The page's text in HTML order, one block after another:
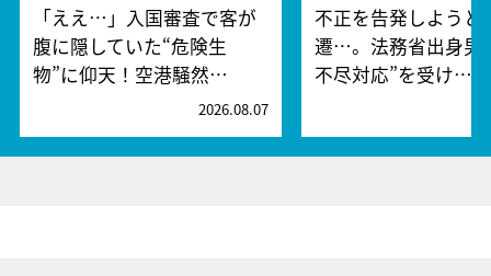
「ええ…」入国審査で客が
腹に隠していた“危険生
物”に仰天！空港騒然…
2026.08.07
不正を告発しようと
遷…。法務省出身男
不尽対応”を受け…